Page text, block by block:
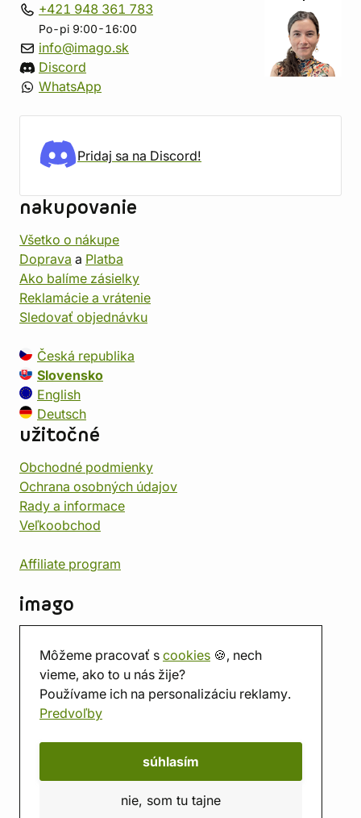
Môžeme pracovať s cookies 🍪, nech
vieme, ako to u nás žije?
Používame ich na personalizáciu reklamy.
Predvoľby
súhlasím
nie, som tu tajne
+421 948 361 783
Po-pi 9:00-16:00
info@imago.sk
Discord
WhatsApp
Pridaj sa na Discord!
nakupovanie
Všetko o nákupe
Doprava a Platba
Ako balíme zásielky
Reklamácie a vrátenie
Sledovať objednávku
Česká republika
Slovensko
English
Deutsch
užitočné
Obchodné podmienky
Ochrana osobných údajov
Rady a informace
Veľkoobchod
Affiliate program
imago
Predajňa
Herňa
O nás
Hodnotenie obchodu